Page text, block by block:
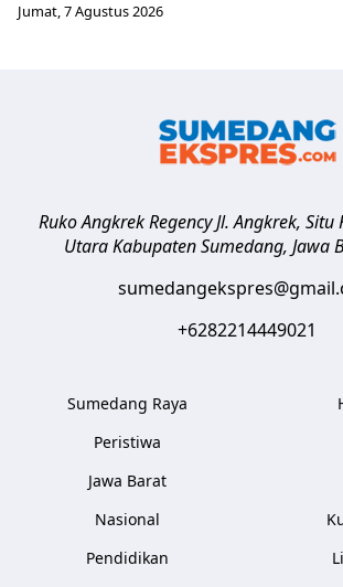
Jumat, 7 Agustus 2026
Ruko Angkrek Regency Jl. Angkrek, Situ
Utara Kabupaten Sumedang, Jawa
+6282214449021
Sumedang Raya
Peristiwa
Jawa Barat
Nasional
Pendidikan